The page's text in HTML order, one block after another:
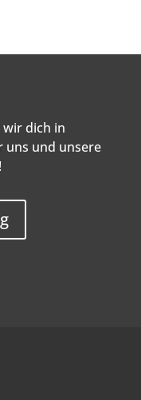
dich in
uns und unsere